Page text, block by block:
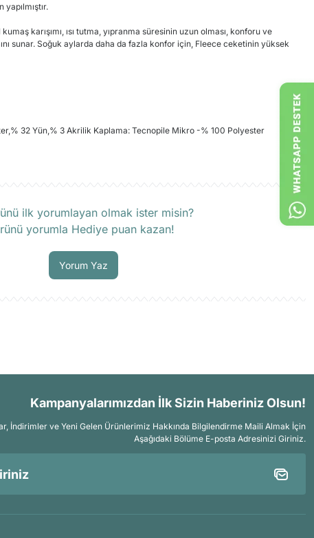
karışımı, ısı tutma, yıpranma süresinin uzun olması, konforu ve
sunar. Soğuk aylarda daha da fazla konfor için, Fleece ceketinin yüksek
32 Yün,% 3 Akrilik Kaplama: Tecnopile Mikro -% 100 Polyester
ilk yorumlayan olmak ister misin?
yorumla Hediye puan kazan!
Yorum Yaz
Kampanyalarımızdan İlk Sizin Haberiniz Olsun!
İndirimler ve Yeni Gelen Ürünlerimiz Hakkında Bilgilendirme Maili Almak İçin
Aşağıdaki Bölüme E-posta Adresinizi Giriniz.